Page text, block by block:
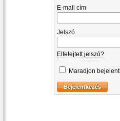
E-mail cím
Jelszó
Elfelejtett jelszó?
Maradjon